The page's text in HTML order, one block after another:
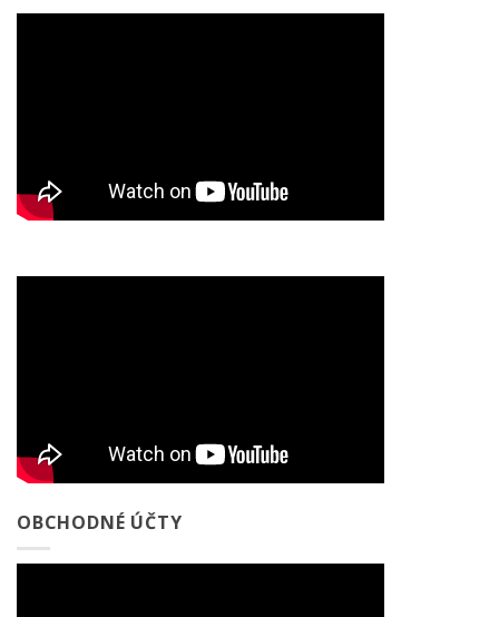
OBCHODNÉ ÚČTY